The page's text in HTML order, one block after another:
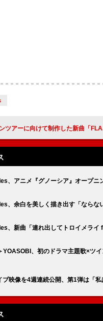
に向けて制作した新曲「FLASH BACK!!!!!!!!」MV公開
、アニメ『グノーシア』オープニ
、余白を美しく描き出す「ならな
、新曲「連れ出してトロイメライ
YOASOBI、初のドラマ主題歌×ツ
映像を4週連続公開、第1弾は「私